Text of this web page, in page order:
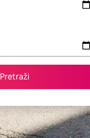
Pretraži